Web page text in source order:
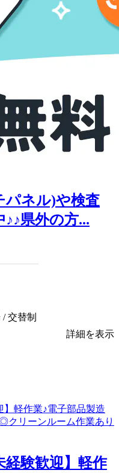
パネル)や検査
♪♪県外の方...
交替制
詳細を表示
経験歓迎】軽作